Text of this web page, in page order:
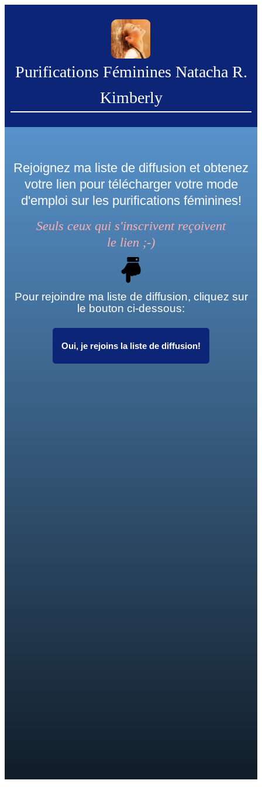
Purifications Féminines Natacha R.
Kimberly
Rejoignez ma liste de diffusion et obtenez
votre lien pour télécharger votre mode
d'emploi sur les purifications féminines!
Seuls ceux qui s'inscrivent reçoivent
le lien ;-)
Pour rejoindre ma liste de diffusion, cliquez sur
le bouton ci-dessous:
Oui, je rejoins la liste de diffusion!